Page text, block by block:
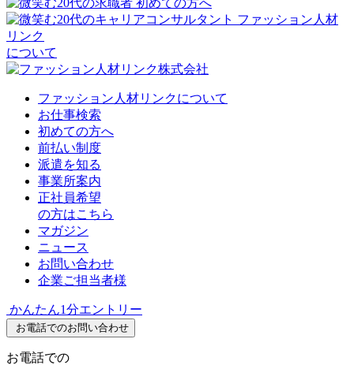
ファッション人材
リンク
について
ファッション人材リンクについて
お仕事検索
初めての方へ
前払い制度
派遣を知る
事業所案内
正社員希望
の方はこちら
マガジン
ニュース
お問い合わせ
企業ご担当者様
かんたん1分エントリー
お電話でのお問い合わせ
お電話での